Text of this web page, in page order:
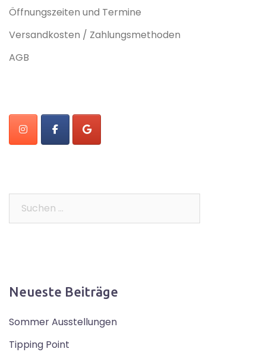
Öffnungszeiten und Termine
Versandkosten / Zahlungsmethoden
AGB
Suchen
Neueste Beiträge
Sommer Ausstellungen
Tipping Point